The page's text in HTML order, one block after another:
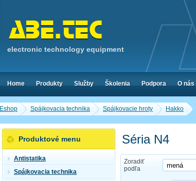
Eshop Spájkovacia technika Spájkovacie hroty Hakko
Séria N4
Zoradiť
podľa
Produktové menu
Antistatika
Spájkovacia technika
electronic technology equipment
Home Produkty Služby Školenia Podpora O nás